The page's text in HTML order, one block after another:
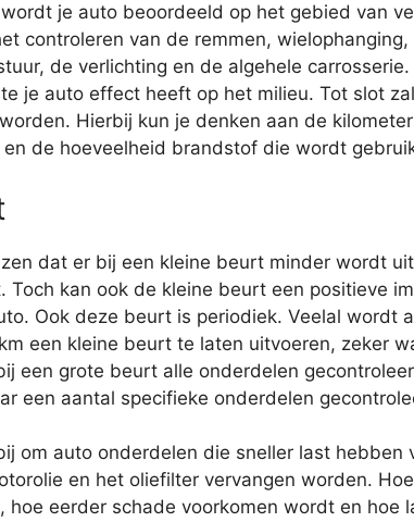
je auto beoordeeld op het gebied van
controleren van de remmen,
de verlichting en de algehele
je auto effect heeft op het milieu. Tot slot
Hierbij kun je denken aan de
de hoeveelheid brandstof die wordt
dat er bij een kleine beurt minder wordt
Toch kan ook de kleine beurt een positieve
Ook deze beurt is periodiek. Veelal wordt
een kleine beurt te laten uitvoeren, zeker
een grote beurt alle onderdelen
een aantal specifieke onderdelen
om auto onderdelen die sneller last hebben
en het oliefilter vervangen worden.
eerder schade voorkomen wordt en hoe